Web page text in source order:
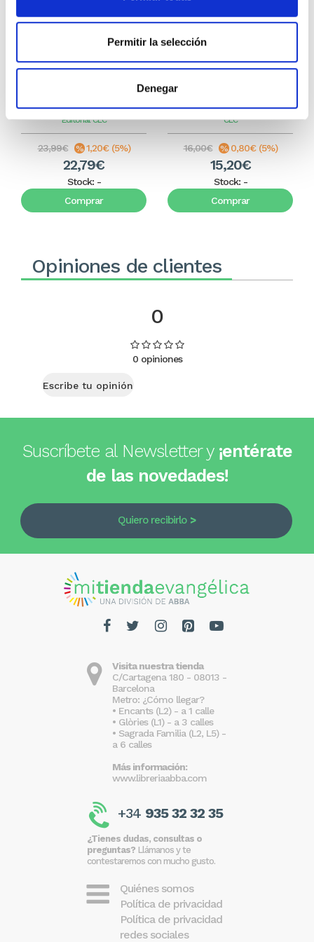
Permitir la selección
Denegar
Editorial CLC
23,99€ 1,20€ (5%)
22,79€
Stock: -
Comprar
CLC
16,00€ 0,80€ (5%)
15,20€
Stock: -
Comprar
Opiniones de clientes
0
0 opiniones
Escribe tu opinión
Suscríbete al Newsletter y ¡entérate
de las novedades!
Quiero recibirlo
Visita nuestra tienda
C/Cartagena 180 - 08013 -
Barcelona
Metro: ¿Cómo llegar?
• Encants (L2) - a 1 calle
• Glòries (L1) - a 3 calles
• Sagrada Familia (L2, L5) -
a 6 calles
Más información:
www.libreriaabba.com
+34 935 32 32 35
¿Tienes dudas, consultas o
preguntas? Llámanos y te
contestaremos con mucho gusto.
Quiénes somos
Política de privacidad
Política de privacidad
redes sociales